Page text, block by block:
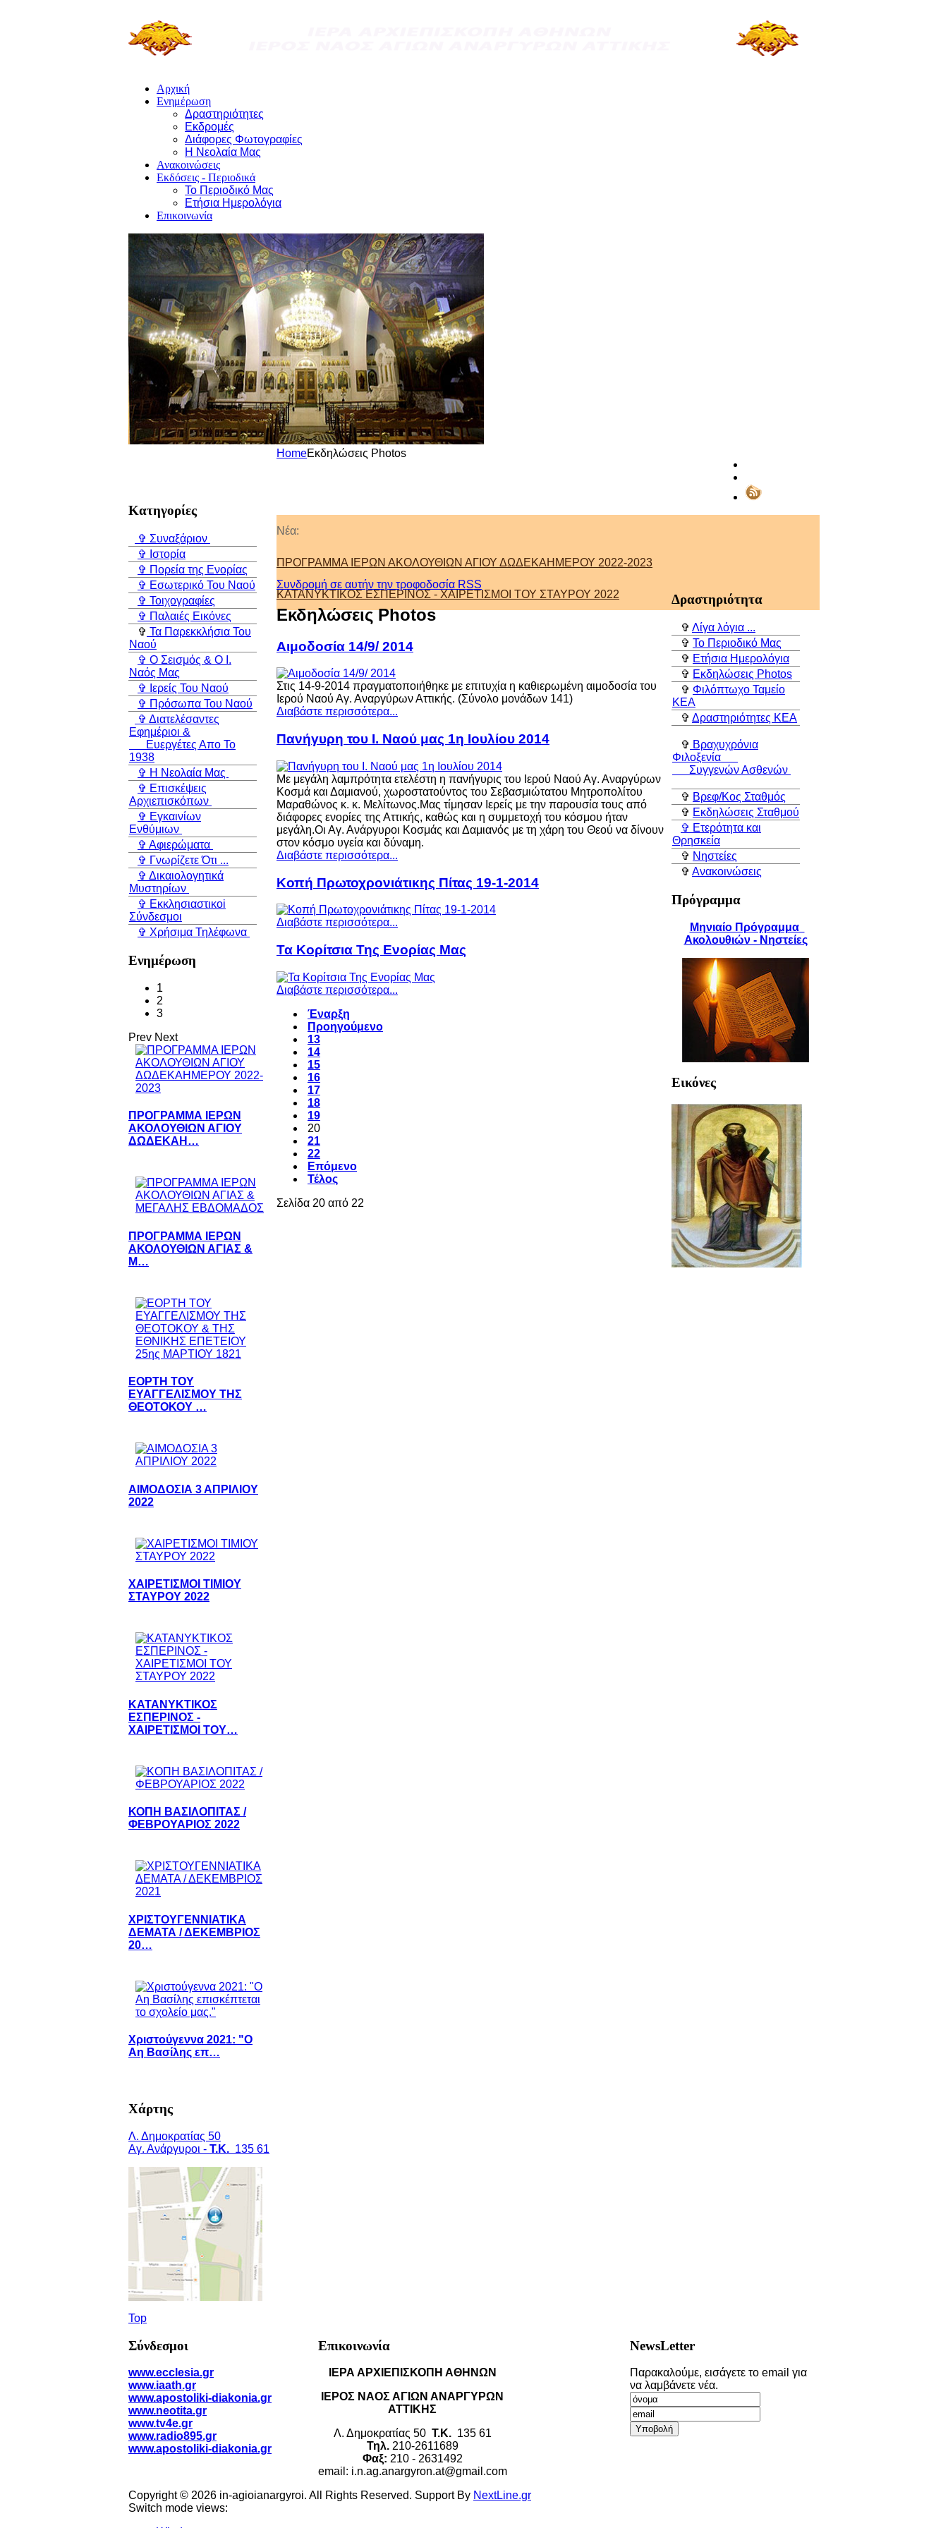
Αρχική
Ενημέρωση
Δραστηριότητες
Εκδρομές
Διάφορες Φωτογραφίες
Η Νεολαία Μας
Ανακοινώσεις
Εκδόσεις - Περιοδικά
Το Περιοδικό Μας
Ετήσια Ημερολόγια
Επικοινωνία
Κατηγορίες
✞ Συναξάριον
✞ Ιστορία
✞ Πορεία της Ενορίας
✞ Εσωτερικό Του Ναού
✞ Τοιχογραφίες
✞ Παλαιές Εικόνες
✞ Τα Παρεκκλήσια Του
Ναού
✞ Ο Σεισμός & Ο Ι.
Ναός Μας
✞ Ιερείς Του Ναού
✞ Πρόσωπα Του Ναού
✞ Διατελέσαντες
Εφημέριοι &
Ευεργέτες Απο Το
1938
✞ Η Νεολαία Μας
✞ Επισκέψεις
Αρχιεπισκόπων
✞ Εγκαινίων
Ενθύμιων
✞ Αφιερώματα
✞ Γνωρίζετε Ότι ...
✞ Δικαιολογητικά
Μυστηρίων
✞ Εκκλησιαστικoi
Σύνδεσμοι
✞ Χρήσιμα Τηλέφωνα
Ενημέρωση
1
2
3
Prev Next
ΠΡΟΓΡΑΜΜΑ ΙΕΡΩΝ
ΑΚΟΛΟΥΘΙΩΝ ΑΓΙΟΥ
ΔΩΔΕΚΑΗ…
ΠΡΟΓΡΑΜΜΑ ΙΕΡΩΝ
ΑΚΟΛΟΥΘΙΩΝ ΑΓΙΑΣ &
Μ…
ΕΟΡΤΗ ΤΟΥ
ΕΥΑΓΓΕΛΙΣΜΟΥ ΤΗΣ
ΘΕΟΤΟΚΟΥ …
ΑΙΜΟΔΟΣΙΑ 3 ΑΠΡΙΛΙΟΥ
2022
ΧΑΙΡΕΤΙΣΜΟΙ ΤΙΜΙΟΥ
ΣΤΑΥΡΟΥ 2022
ΚΑΤΑΝΥΚΤΙΚΟΣ
ΕΣΠΕΡΙΝΟΣ -
ΧΑΙΡΕΤΙΣΜΟΙ ΤΟΥ…
ΚΟΠΗ ΒΑΣΙΛΟΠΙΤΑΣ /
ΦΕΒΡΟΥΑΡΙΟΣ 2022
ΧΡΙΣΤΟΥΓΕΝΝΙΑΤΙΚΑ
ΔΕΜΑΤΑ / ΔΕΚΕΜΒΡΙΟΣ
20…
Χριστούγεννα 2021: "Ο
Αη Βασίλης επ…
Χάρτης
Λ. Δημοκρατίας 50
Αγ. Ανάργυροι - Τ.Κ. 135 61
HomeΕκδηλώσεις Photos
Νέα:
ΠΡΟΓΡΑΜΜΑ ΙΕΡΩΝ ΑΚΟΛΟΥΘΙΩΝ ΑΓΙΟΥ ΔΩΔΕΚΑΗΜΕΡΟΥ 2022-2023
ΚΑΤΑΝΥΚΤΙΚΟΣ ΕΣΠΕΡΙΝΟΣ - ΧΑΙΡΕΤΙΣΜΟΙ ΤΟΥ ΣΤΑΥΡΟΥ 2022
Συνδρομή σε αυτήν την τροφοδοσία RSS
Εκδηλώσεις Photos
Αιμοδοσία 14/9/ 2014
Στις 14-9-2014 πραγματοποιήθηκε με επιτυχία η καθιερωμένη αιμοδοσία του
Ιερού Ναού Αγ. Αναργύρων Αττικής. (Σύνολο μονάδων 141)
Διαβάστε περισσότερα...
Πανήγυρη του Ι. Ναού μας 1η Ιουλίου 2014
Με μεγάλη λαμπρότητα ετελέστη η πανήγυρις του Ιερού Ναού Αγ. Αναργύρων
Κοσμά και Δαμιανού, χωροστατούντος του Σεβασμιώτατου Μητροπολίτου
Μαραθώνος κ. κ. Μελίτωνος.Μας τίμησαν Ιερείς με την παρουσία τους από
διάφορες ενορίες της Αττικής, καθώς και η συμμετοχή του κόσμου ήταν
μεγάλη.Οι Αγ. Ανάργυροι Κοσμάς και Δαμιανός με τη χάρη του Θεού να δίνουν
στον κόσμο υγεία και δύναμη.
Διαβάστε περισσότερα...
Κοπή Πρωτοχρονιάτικης Πίτας 19-1-2014
Διαβάστε περισσότερα...
Τα Κορίτσια Της Ενορίας Μας
Διαβάστε περισσότερα...
Έναρξη
Προηγούμενο
13
14
15
16
17
18
19
20
21
22
Επόμενο
Τέλος
Σελίδα 20 από 22
Δραστηριότητα
✞ Λίγα λόγια ...
✞ Το Περιοδικό Μας
✞ Ετήσια Ημερολόγια
✞ Εκδηλώσεις Photos
✞ Φιλόπτωχο Ταμείο
ΚEA
✞ Δραστηριότητες ΚEA
✞ Βραχυχρόνια
Φιλοξενία
Συγγενών Ασθενών
✞ Βρεφ/Κος Σταθμός
✞ Εκδηλώσεις Σταθμού
✞ Ετερότητα και
Θρησκεία
✞ Νηστείες
✞ Ανακοινώσεις
Πρόγραμμα
Μηνιαίο Πρόγραμμα
Ακολουθιών - Νηστείες
Εικόνες
Top
Σύνδεσμοι
www.ecclesia.gr
www.iaath.gr
www.apostoliki-diakonia.gr
www.neotita.gr
www.tv4e.gr
www.radio895.gr
www.apostoliki-diakonia.gr
Επικοινωνία
ΙΕΡΑ ΑΡΧΙΕΠΙΣΚΟΠΗ ΑΘΗΝΩΝ
ΙΕΡΟΣ ΝΑΟΣ ΑΓΙΩΝ ΑΝΑΡΓΥΡΩΝ
ΑΤΤΙΚΗΣ
Λ. Δημοκρατίας 50 Τ.Κ.135 61
Τηλ.210-2611689
Φαξ: 210 - 2631492
email: i.n.ag.anargyron.at@gmail.com
NewsLetter
Παρακαλούμε, εισάγετε το email για
να λαμβάνετε νέα.
Copyright © 2026 in-agioianargyroi. All Rights Reserved. Support By NextLine.gr
Switch mode views: